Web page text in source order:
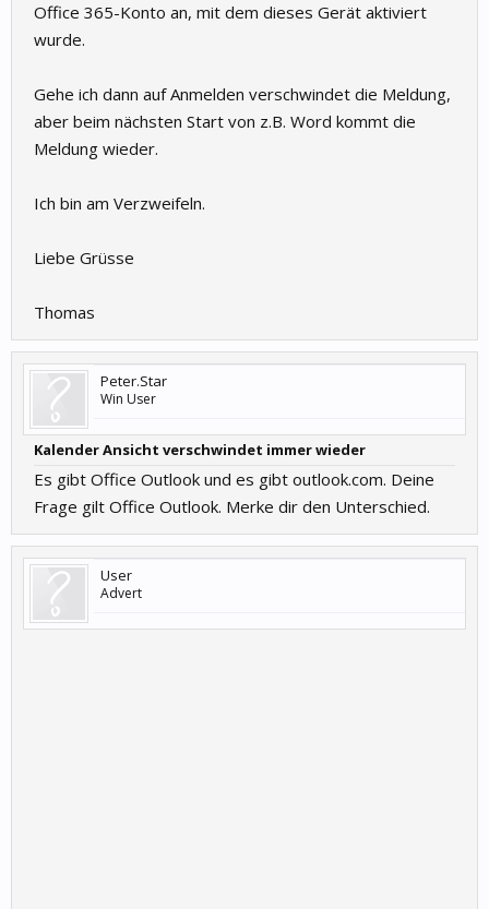
Office 365-Konto an, mit dem dieses Gerät aktiviert
wurde.
Gehe ich dann auf Anmelden verschwindet die Meldung,
aber beim nächsten Start von z.B. Word kommt die
Meldung wieder.
Ich bin am Verzweifeln.
Liebe Grüsse
Thomas
Peter.Star
Win User
Kalender Ansicht verschwindet immer wieder
Es gibt Office Outlook und es gibt outlook.com. Deine
Frage gilt Office Outlook. Merke dir den Unterschied.
User
Advert